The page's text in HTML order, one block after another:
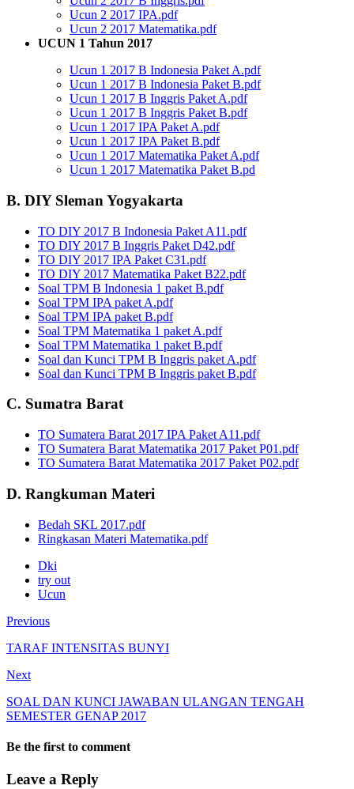
Ucun 2 2017 IPA.pdf
Ucun 2 2017 Matematika.pdf
UCUN 1 Tahun 2017
Ucun 1 2017 B Indonesia Paket A.pdf
Ucun 1 2017 B Indonesia Paket B.pdf
Ucun 1 2017 B Inggris Paket A.pdf
Ucun 1 2017 B Inggris Paket B.pdf
Ucun 1 2017 IPA Paket A.pdf
Ucun 1 2017 IPA Paket B.pdf
Ucun 1 2017 Matematika Paket A.pdf
Ucun 1 2017 Matematika Paket B.pd
B. DIY Sleman Yogyakarta
TO DIY 2017 B Indonesia Paket A11.pdf
TO DIY 2017 B Inggris Paket D42.pdf
TO DIY 2017 IPA Paket C31.pdf
TO DIY 2017 Matematika Paket B22.pdf
Soal TPM B Indonesia 1 paket B.pdf
Soal TPM IPA paket A.pdf
Soal TPM IPA paket B.pdf
Soal TPM Matematika 1 paket A.pdf
Soal TPM Matematika 1 paket B.pdf
Soal dan Kunci TPM B Inggris paket A.pdf
Soal dan Kunci TPM B Inggris paket B.pdf
C. Sumatra Barat
TO Sumatera Barat 2017 IPA Paket A11.pdf
TO Sumatera Barat Matematika 2017 Paket P01.pdf
TO Sumatera Barat Matematika 2017 Paket P02.pdf
D. Rangkuman Materi
Bedah SKL 2017.pdf
Ringkasan Materi Matematika.pdf
Dki
try out
Ucun
Previous
TARAF INTENSITAS BUNYI
Next
SOAL DAN KUNCI JAWABAN ULANGAN TENGAH
SEMESTER GENAP 2017
Be the first to comment
Leave a Reply